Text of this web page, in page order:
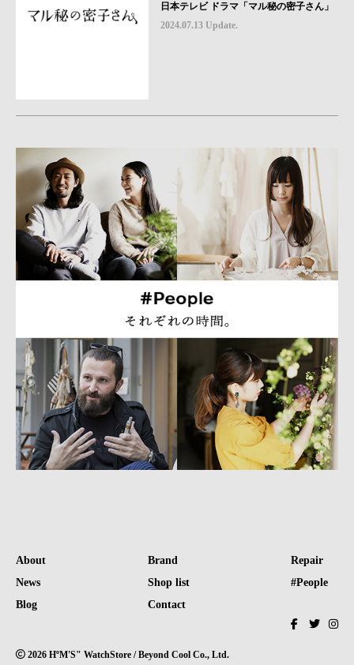
日本テレビ ドラマ「マル秘の密子さん」
2024.07.13 Update.
About
News
Blog
Brand
Shop list
Contact
Repair
#People
2026 HºM'S" WatchStore / Beyond Cool Co., Ltd.